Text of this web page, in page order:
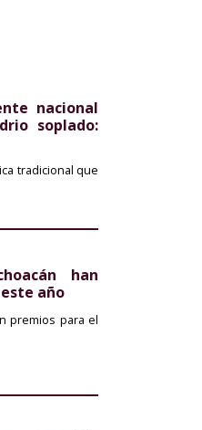
nacional
soplado:
tradicional que
han
año
premios para el